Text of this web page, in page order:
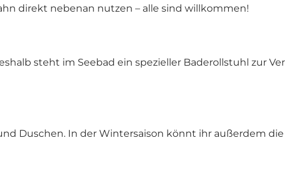
direkt nebenan nutzen – alle sind willkommen!
steht im Seebad ein spezieller Baderollstuhl zur
Duschen. In der Wintersaison könnt ihr außerdem